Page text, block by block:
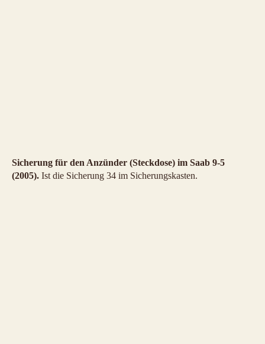
Sicherung für den Anzünder (Steckdose) im Saab 9-5
(2005). Ist die Sicherung 34 im Sicherungskasten.